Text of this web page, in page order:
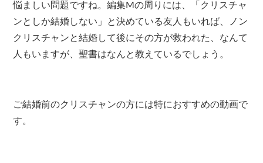
悩ましい問題ですね。編集Mの周りには、「クリスチャ
ンとしか結婚しない」と決めている友人もいれば、ノン
クリスチャンと結婚して後にその方が救われた、なんて
人もいますが、聖書はなんと教えているでしょう。
ご結婚前のクリスチャンの方には特におすすめの動画で
す。